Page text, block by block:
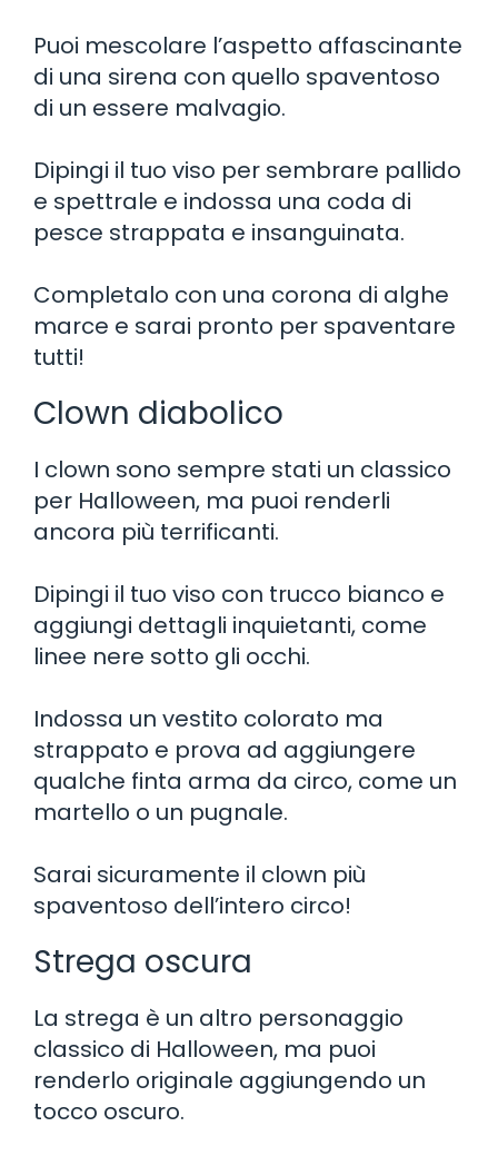
Puoi mescolare l’aspetto affascinante
di una sirena con quello spaventoso
di un essere malvagio.
Dipingi il tuo viso per sembrare pallido
e spettrale e indossa una coda di
pesce strappata e insanguinata.
Completalo con una corona di alghe
marce e sarai pronto per spaventare
tutti!
Clown diabolico
I clown sono sempre stati un classico
per Halloween, ma puoi renderli
ancora più terrificanti.
Dipingi il tuo viso con trucco bianco e
aggiungi dettagli inquietanti, come
linee nere sotto gli occhi.
Indossa un vestito colorato ma
strappato e prova ad aggiungere
qualche finta arma da circo, come un
martello o un pugnale.
Sarai sicuramente il clown più
spaventoso dell’intero circo!
Strega oscura
La strega è un altro personaggio
classico di Halloween, ma puoi
renderlo originale aggiungendo un
tocco oscuro.